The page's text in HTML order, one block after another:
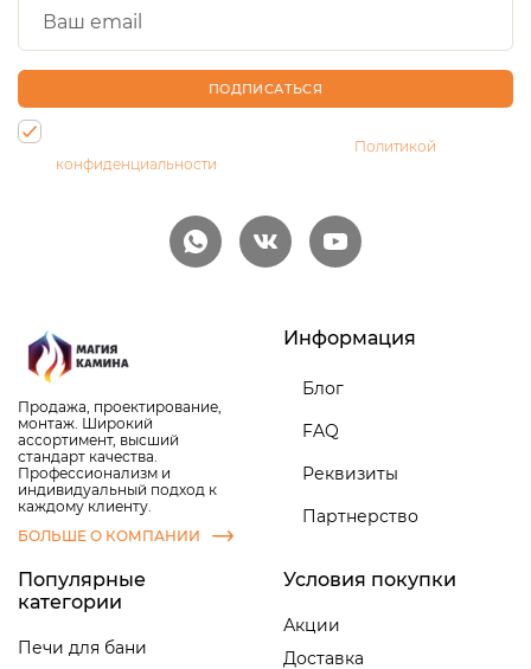
ПОДПИСАТЬСЯ
Политикой
конфиденциальности
Продажа, проектирование,
монтаж. Широкий
ассортимент, высший
стандарт качества.
Профессионализм и
индивидуальный подход к
каждому клиенту.
БОЛЬШЕ О КОМПАНИИ
Информация
Блог
FAQ
Реквизиты
Партнерство
Популярные
категории
Печи для бани
Условия покупки
Акции
Доставка